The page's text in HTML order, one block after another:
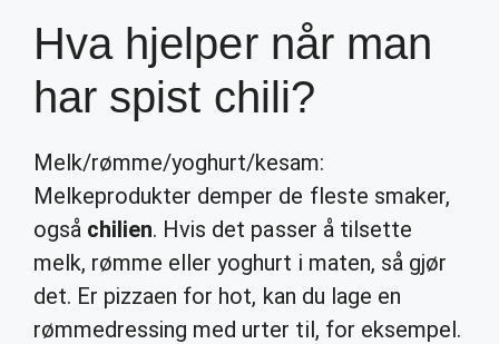
Hva hjelper når man
har spist chili?
Melk/rømme/yoghurt/kesam:
Melkeprodukter demper de fleste smaker,
også chilien. Hvis det passer å tilsette
melk, rømme eller yoghurt i maten, så gjør
det. Er pizzaen for hot, kan du lage en
rømmedressing med urter til, for eksempel.